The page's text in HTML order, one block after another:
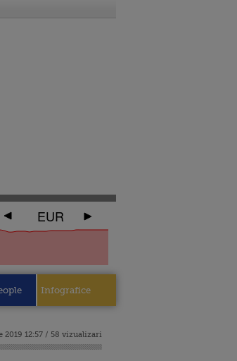
EUR
Infografice
2019 12:57 / 58 vizualizari